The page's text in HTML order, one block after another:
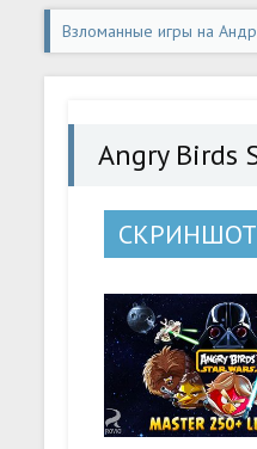
Взломанные игры на
игра Angry Birds Star
Angry Birds